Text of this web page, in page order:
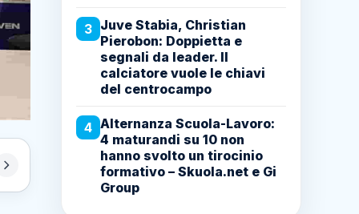
3 Juve Stabia, Christian
Pierobon: Doppietta e
segnali da leader. Il
calciatore vuole le chiavi
del centrocampo
4 Alternanza Scuola-Lavoro:
4 maturandi su 10 non
hanno svolto un tirocinio
formativo – Skuola.net e Gi
Group